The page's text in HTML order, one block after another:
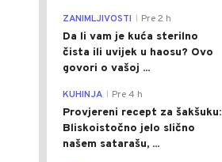
ZANIMLJIVOSTI Pre 2 h
Da li vam je kuća sterilno
čista ili uvijek u haosu? Ovo
govori o vašoj ...
KUHINJA Pre 4 h
Provjereni recept za šakšuku:
Bliskoistočno jelo slično
našem satarašu, ...